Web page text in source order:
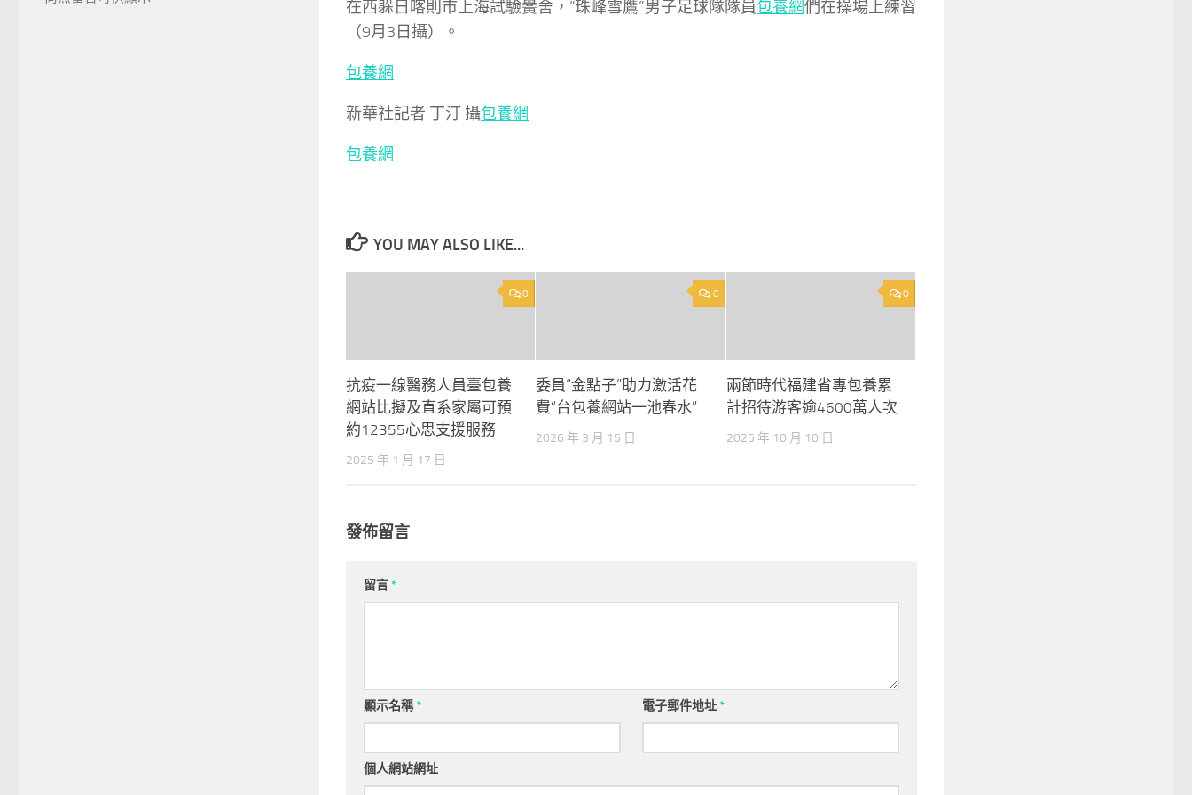
在西躲日喀則市上海試驗黌舍，“珠峰雪鷹”男子足球隊隊員包養網們在操場上練習
（9月3日攝）。
包養網
新華社記者 丁汀 攝包養網
包養網
YOU MAY ALSO LIKE...
0
抗疫一線醫務人員臺包養
網站比擬及直系家屬可預
約12355心思支援服務
2025 年 1 月 17 日
0
委員“金點子”助力激活花
費“台包養網站一池春水”
2026 年 3 月 15 日
0
兩節時代福建省專包養累
計招待游客逾4600萬人次
2025 年 10 月 10 日
發佈留言
留言*
顯示名稱* 電子郵件地址*
個人網站網址